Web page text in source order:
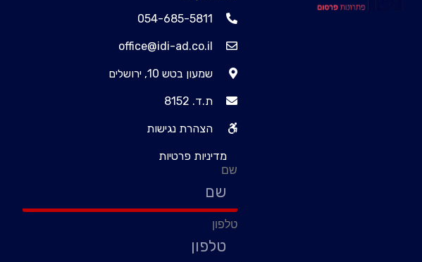
054-685-5811
office@idi-ad.co.il
שמעון בטש 10, ירושלים
ת.ד. 8152
הצהרת נגישות
מדיניות פרטיות
שם
טלפון